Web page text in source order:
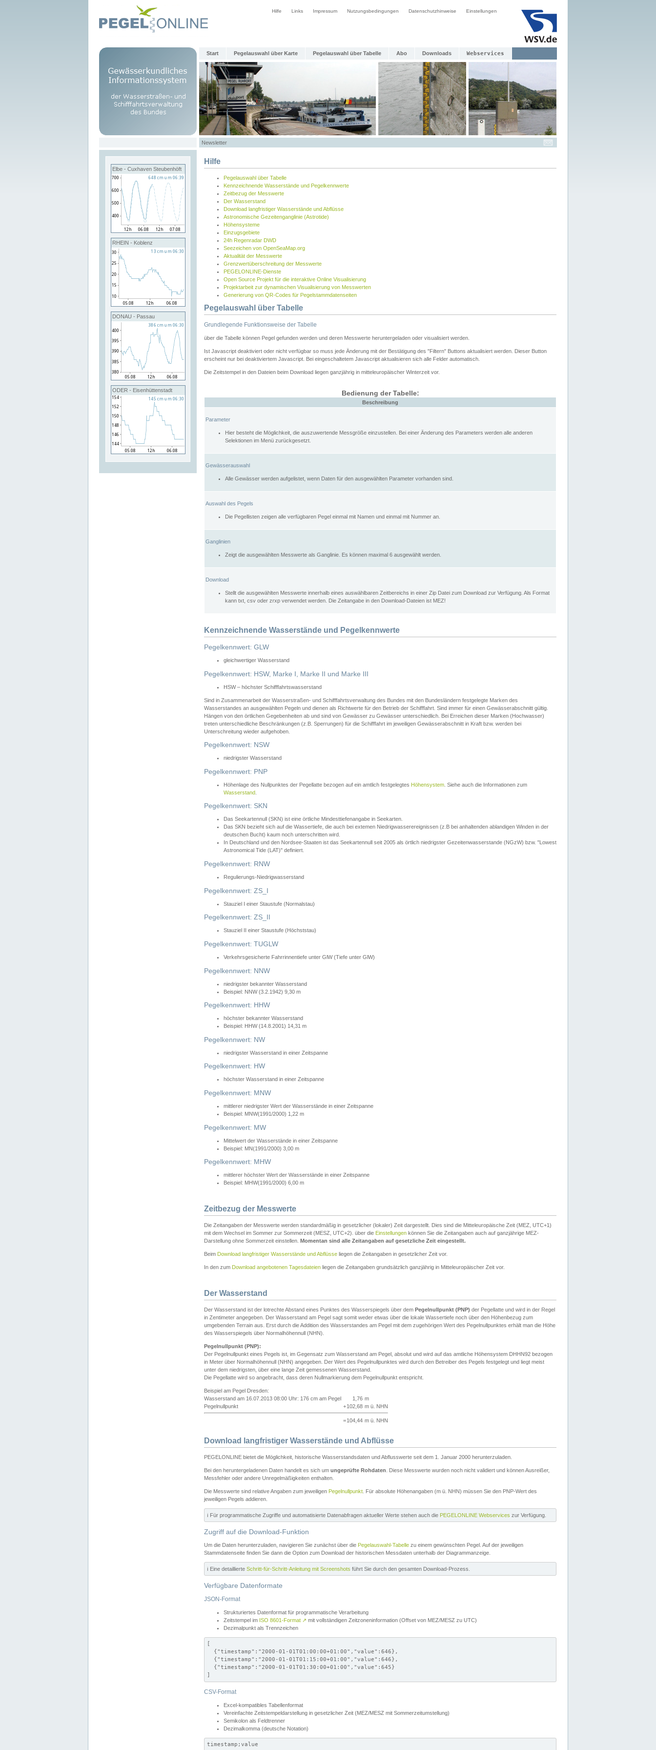
Hilfe Links Impressum Nutzungsbedingungen Datenschutzhinweise Einstellungen
Start Pegelauswahl über Karte Pegelauswahl über Tabelle Abo Downloads Webservices
Newsletter
Elbe - Cuxhaven Steubenhöft
RHEIN - Koblenz
DONAU - Passau
ODER - Eisenhüttenstadt
Hilfe
Pegelauswahl über Tabelle
Kennzeichnende Wasserstände und Pegelkennwerte
Zeitbezug der Messwerte
Der Wasserstand
Download langfristiger Wasserstände und Abflüsse
Astronomische Gezeitenganglinie (Astrotide)
Höhensysteme
Einzugsgebiete
24h Regenradar DWD
Seezeichen von OpenSeaMap.org
Aktualität der Messwerte
Grenzwertüberschreitung der Messwerte
PEGELONLINE-Dienste
Open Source Projekt für die interaktive Online Visualisierung
Projektarbeit zur dynamischen Visualisierung von Messwerten
Generierung von QR-Codes für Pegelstammdatenseiten
Pegelauswahl über Tabelle
Grundlegende Funktionsweise der Tabelle
über die Tabelle können Pegel gefunden werden und deren Messwerte heruntergeladen oder visualisiert werden.
Ist Javascript deaktiviert oder nicht verfügbar so muss jede Änderung mit der Bestätigung des "Filtern" Buttons aktualisiert werden. Dieser Button
erscheint nur bei deaktiviertem Javascript. Bei eingeschaltetem Javascript aktualisieren sich alle Felder automatisch.
Die Zeitstempel in den Dateien beim Download liegen ganzjährig in mitteleuropäischer Winterzeit vor.
Bedienung der Tabelle:
Beschreibung
Parameter
Hier besteht die Möglichkeit, die auszuwertende Messgröße einzustellen. Bei einer Änderung des Parameters werden alle anderen
Selektionen im Menü zurückgesetzt.
Gewässerauswahl
Alle Gewässer werden aufgelistet, wenn Daten für den ausgewählten Parameter vorhanden sind.
Auswahl des Pegels
Die Pegellisten zeigen alle verfügbaren Pegel einmal mit Namen und einmal mit Nummer an.
Ganglinien
Zeigt die ausgewählten Messwerte als Ganglinie. Es können maximal 6 ausgewählt werden.
Download
Stellt die ausgewählten Messwerte innerhalb eines auswählbaren Zeitbereichs in einer Zip Datei zum Download zur Verfügung. Als Format
kann txt, csv oder zrxp verwendet werden. Die Zeitangabe in den Download-Dateien ist MEZ!
Kennzeichnende Wasserstände und Pegelkennwerte
Pegelkennwert: GLW
gleichwertiger Wasserstand
Pegelkennwert: HSW, Marke I, Marke II und Marke III
HSW – höchster Schifffahrtswasserstand
Sind in Zusammenarbeit der Wasserstraßen- und Schifffahrtsverwaltung des Bundes mit den Bundesländern festgelegte Marken des
Wasserstandes an ausgewählten Pegeln und dienen als Richtwerte für den Betrieb der Schifffahrt. Sind immer für einen Gewässerabschnitt gültig.
Hängen von den örtlichen Gegebenheiten ab und sind von Gewässer zu Gewässer unterschiedlich. Bei Erreichen dieser Marken (Hochwasser)
treten unterschiedliche Beschränkungen (z.B. Sperrungen) für die Schifffahrt im jeweiligen Gewässerabschnitt in Kraft bzw. werden bei
Unterschreitung wieder aufgehoben.
Pegelkennwert: NSW
niedrigster Wasserstand
Pegelkennwert: PNP
Höhenlage des Nullpunktes der Pegellatte bezogen auf ein amtlich festgelegtes Höhensystem . Siehe auch die Informationen zum
Wasserstand
Pegelkennwert: SKN
Das Seekartennull (SKN) ist eine örtliche Mindesttiefenangabe in Seekarten.
Das SKN bezieht sich auf die Wassertiefe, die auch bei extemen Niedrigwasserereignissen (z.B bei anhaltenden ablandigen Winden in der
deutschen Bucht) kaum noch unterschritten wird.
In Deutschland und den Nordsee-Staaten ist das Seekartennull seit 2005 als örtlich niedrigster Gezeitenwasserstande (NGzW) bzw. "Lowest
Astronomical Tide (LAT)" definiert.
Pegelkennwert: RNW
Regulierungs-Niedrigwasserstand
Pegelkennwert: ZS_I
Stauziel I einer Staustufe (Normalstau)
Pegelkennwert: ZS_II
Stauziel II einer Staustufe (Höchststau)
Pegelkennwert: TUGLW
Verkehrsgesicherte Fahrrinnentiefe unter GlW (Tiefe unter GlW)
Pegelkennwert: NNW
niedrigster bekannter Wasserstand
Beispiel: NNW (3.2.1942) 9,30 m
Pegelkennwert: HHW
höchster bekannter Wasserstand
Beispiel: HHW (14.8.2001) 14,31 m
Pegelkennwert: NW
niedrigster Wasserstand in einer Zeitspanne
Pegelkennwert: HW
höchster Wasserstand in einer Zeitspanne
Pegelkennwert: MNW
mittlerer niedrigster Wert der Wasserstände in einer Zeitspanne
Beispiel: MNW(1991/2000) 1,22 m
Pegelkennwert: MW
Mittelwert der Wasserstände in einer Zeitspanne
Beispiel: MN(1991/2000) 3,00 m
Pegelkennwert: MHW
mittlerer höchster Wert der Wasserstände in einer Zeitspanne
Beispiel: MHW(1991/2000) 6,00 m
Zeitbezug der Messwerte
Die Zeitangaben der Messwerte werden standardmäßig in gesetzlicher (lokaler) Zeit dargestellt. Dies sind die Mitteleuropäische Zeit (MEZ, UTC+1)
mit dem Wechsel im Sommer zur Sommerzeit (MESZ, UTC+2). über die Einstellungen können Sie die Zeitangaben auch auf ganzjährige MEZ-
Darstellung ohne Sommerzeit einstellen. Momentan sind alle Zeitangaben auf gesetzliche Zeit eingestellt.
Beim Download langfristiger Wasserstände und Abflüsse liegen die Zeitangaben in gesetzlicher Zeit vor.
In den zum Download angebotenen Tagesdateien liegen die Zeitangaben grundsätzlich ganzjährig in Mitteleuropäischer Zeit vor.
Der Wasserstand
Der Wasserstand ist der lotrechte Abstand eines Punktes des Wasserspiegels über dem Pegelnullpunkt (PNP) der Pegellatte und wird in der Regel
in Zentimeter angegeben. Der Wasserstand am Pegel sagt somit weder etwas über die lokale Wassertiefe noch über den Höhenbezug zum
umgebenden Terrain aus. Erst durch die Addition des Wasserstandes am Pegel mit dem zugehörigen Wert des Pegelnullpunktes erhält man die Höhe
des Wasserspiegels über Normalhöhennull (NHN).
Pegelnullpunkt (PNP):
Der Pegelnullpunkt eines Pegels ist, im Gegensatz zum Wasserstand am Pegel, absolut und wird auf das amtliche Höhensystem DHHN92 bezogen
in Meter über Normalhöhennull (NHN) angegeben. Der Wert des Pegelnullpunktes wird durch den Betreiber des Pegels festgelegt und liegt meist
unter dem niedrigsten, über eine lange Zeit gemessenen Wasserstand.
Die Pegellatte wird so angebracht, dass deren Nullmarkierung dem Pegelnullpunkt entspricht.
Beispiel am Pegel Dresden:
Wasserstand am 16.07.2013 08:00 Uhr: 176 cm am Pegel
1,76 m
Pegelnullpunkt
+102,68 m ü. NHN
=104,44 m ü. NHN
Download langfristiger Wasserstände und Abflüsse
PEGELONLINE bietet die Möglichkeit, historische Wasserstandsdaten und Abflusswerte seit dem 1. Januar 2000 herunterzuladen.
Bei den heruntergeladenen Daten handelt es sich um ungeprüfte Rohdaten . Diese Messwerte wurden noch nicht validiert und können Ausreißer,
Messfehler oder andere Unregelmäßigkeiten enthalten.
Die Messwerte sind relative Angaben zum jeweiligen Pegelnullpunkt . Für absolute Höhenangaben (m ü. NHN) müssen Sie den PNP-Wert des
jeweiligen Pegels addieren.
ℹ️ Für programmatische Zugriffe und automatisierte Datenabfragen aktueller Werte stehen auch die PEGELONLINE Webservices zur Verfügung.
Zugriff auf die Download-Funktion
Um die Daten herunterzuladen, navigieren Sie zunächst über die Pegelauswahl-Tabelle zu einem gewünschten Pegel. Auf der jeweiligen
Stammdatenseite finden Sie dann die Option zum Download der historischen Messdaten unterhalb der Diagrammanzeige.
ℹ️ Eine detaillierte Schritt-für-Schritt-Anleitung mit Screenshots führt Sie durch den gesamten Download-Prozess.
Verfügbare Datenformate
JSON-Format
Strukturiertes Datenformat für programmatische Verarbeitung
Zeitstempel im ISO 8601-Format ↗ mit vollständigen Zeitzoneninformation (Offset von MEZ/MESZ zu UTC)
Dezimalpunkt als Trennzeichen
[
  {"timestamp":"2000-01-01T01:00:00+01:00","value":646},
  {"timestamp":"2000-01-01T01:15:00+01:00","value":646},
  {"timestamp":"2000-01-01T01:30:00+01:00","value":645}
]
CSV-Format
Excel-kompatibles Tabellenformat
Vereinfachte Zeitstempeldarstellung in gesetzlicher Zeit (MEZ/MESZ mit Sommerzeitumstellung)
Semikolon als Feldtrenner
Dezimalkomma (deutsche Notation)
timestamp;value